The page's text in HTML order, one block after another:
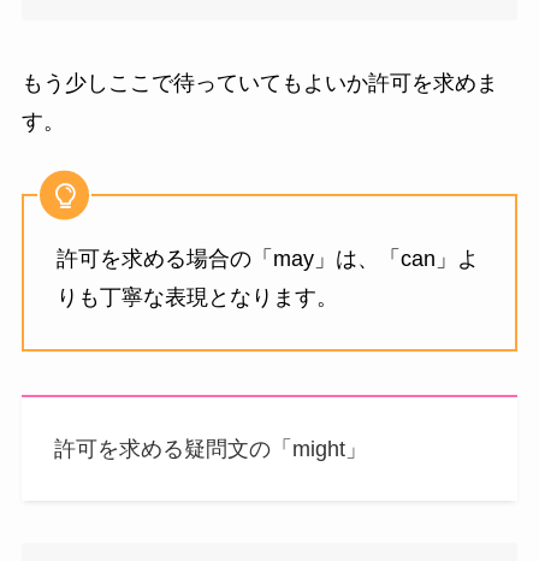
もう少しここで待っていてもよいか許可を求めま
す。
許可を求める場合の「may」は、「can」よ
りも丁寧な表現となります。
許可を求める疑問文の「might」